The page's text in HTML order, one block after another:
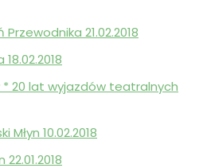
21.02.2018
* 20 lat wyjazdów teatralnych
Młyn 10.02.2018